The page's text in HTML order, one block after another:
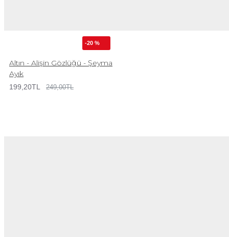
-20 %
Altın - Alişin Gözlüğü - Şeyma
Ayık
199,20TL 249,00TL